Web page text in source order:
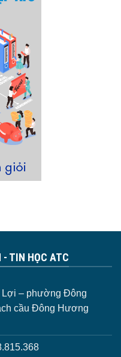
- TIN HỌC ATC
Lợi – phường Đông
cầu Đông Hương